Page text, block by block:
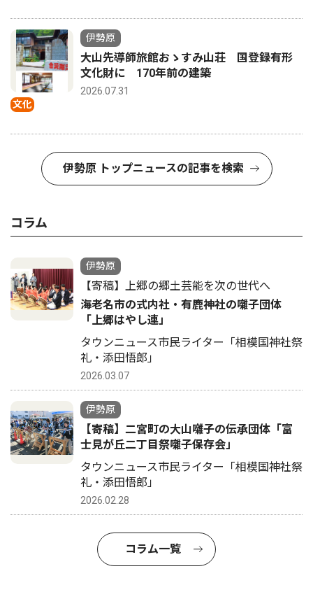
文化
伊勢原
大山先導師旅館おゝすみ山荘 国登録有形
文化財に 170年前の建築
2026.07.31
伊勢原 トップニュースの記事を検索
コラム
伊勢原
【寄稿】上郷の郷土芸能を次の世代へ
海老名市の式内社・有鹿神社の囃子団体
「上郷はやし連」
タウンニュース市民ライター「相模国神社祭
礼・添田悟郎」
2026.03.07
伊勢原
【寄稿】二宮町の大山囃子の伝承団体「富
士見が丘二丁目祭囃子保存会」
タウンニュース市民ライター「相模国神社祭
礼・添田悟郎」
2026.02.28
コラム一覧